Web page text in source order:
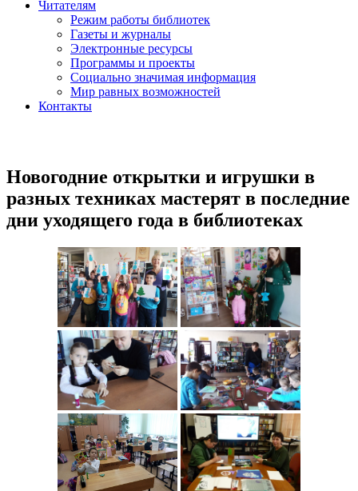
Читателям
Режим работы библиотек
Газеты и журналы
Электронные ресурсы
Программы и проекты
Социально значимая информация
Мир равных возможностей
Контакты
Новогодние открытки и игрушки в
разных техниках мастерят в последние
дни уходящего года в библиотеках